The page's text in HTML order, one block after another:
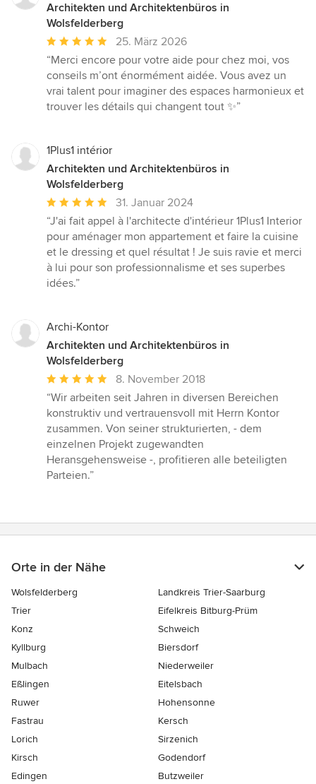
Architekten und Architektenbüros in
Wolsfelderberg
Durchschnittliche
Bewertung:
5
von
5
25. März 2026
“Merci encore pour votre aide pour chez moi, vos
conseils m’ont énormément aidée. Vous avez un
vrai talent pour imaginer des espaces harmonieux et
trouver les détails qui changent tout ✨”
1Plus1 intérior
Architekten und Architektenbüros in
Wolsfelderberg
Durchschnittliche
Bewertung:
5
von
5
Sternen
31. Januar 2024
“J'ai fait appel à l'architecte d'intérieur 1Plus1 Interior
pour aménager mon appartement et faire la cuisine
et le dressing et quel résultat ! Je suis ravie et merci
à lui pour son professionnalisme et ses superbes
idées.”
Archi-Kontor
Architekten und Architektenbüros in
Wolsfelderberg
Durchschnittliche
Bewertung:
5
von
5
Sternen
8. November 2018
“Wir arbeiten seit Jahren in diversen Bereichen
konstruktiv und vertrauensvoll mit Herrn Kontor
zusammen. Von seiner strukturierten, - dem
einzelnen Projekt zugewandten
Heransgehensweise -, profitieren alle beteiligten
Parteien.”
Orte in der Nähe
Wolsfelderberg
Landkreis Trier-Saarburg
Trier
Eifelkreis Bitburg-Prüm
Konz
Schweich
Kyllburg
Biersdorf
Mulbach
Niederweiler
Eßlingen
Eitelsbach
Ruwer
Hohensonne
Fastrau
Kersch
Lorich
Sirzenich
Kirsch
Godendorf
Edingen
Butzweiler